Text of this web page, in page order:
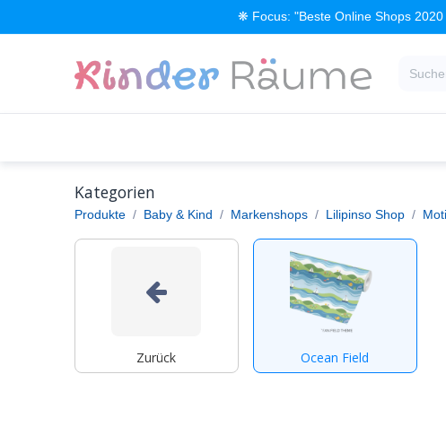
❋ Focus: "Beste Online Shops
Kategorien
Produkte Baby & Kind Markenshops Lilipinso Shop
Zurück Ocean Field